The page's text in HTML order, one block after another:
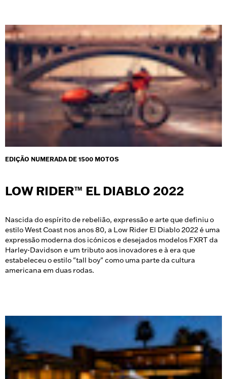
EDIÇÃO NUMERADA DE 1500 MOTOS
LOW RIDER™ EL DIABLO 2022
Nascida do espírito de rebelião, expressão e arte que definiu o
estilo West Coast nos anos 80, a Low Rider El Diablo 2022 é uma
expressão moderna dos icónicos e desejados modelos FXRT da
Harley-Davidson e um tributo aos inovadores e à era que
estabeleceu o estilo "tall boy" como uma parte da cultura
americana em duas rodas.